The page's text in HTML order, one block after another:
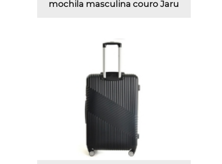
mochila masculina couro Jaru